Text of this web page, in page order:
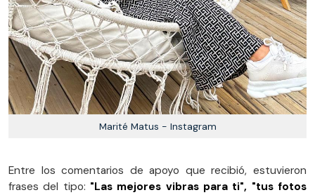
Marité Matus - Instagram
Entre los comentarios de apoyo que recibió, estuvieron
frases del tipo: "Las mejores vibras para ti", "tus fotos